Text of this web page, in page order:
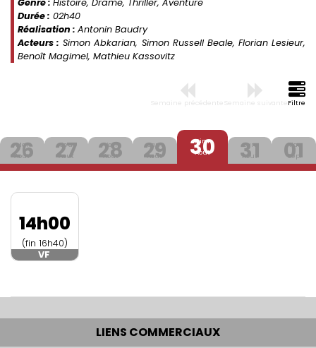
Genre : Histoire, Drame, Thriller, Aventure
Durée : 02h40
Réalisation : Antonin Baudry
Acteurs : Simon Abkarian, Simon Russell Beale, Florian Lesieur,
Benoît Magimel, Mathieu Kassovitz
Semaine précédente Semaine suivante Filtre
Mer
26
Aout
Jeu
27
Aout
Ven
28
Aout
Sam
29
Aout
Dim
30
Aout
Lun
31
Aout
Mar
01
Sep.
14h00
(fin 16h40)
VF
LIENS COMMERCIAUX